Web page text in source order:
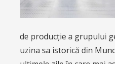
de producție a grupului
uzina sa istorică din